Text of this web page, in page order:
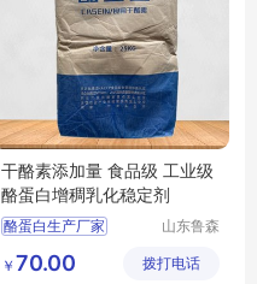
干酪素添加量 食品级 工业级
酪蛋白增稠乳化稳定剂
酪蛋白生产厂家
食品级酪蛋白厂家
山东鲁森
有限公司
￥ 70.00 拨打电话